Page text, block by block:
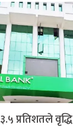
प्रतिशतले वृद्धि